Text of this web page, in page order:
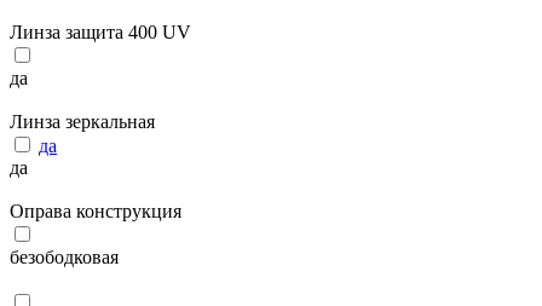
Линза защита 400 UV
да
Линза зеркальная
да
да
Оправа конструкция
безободковая